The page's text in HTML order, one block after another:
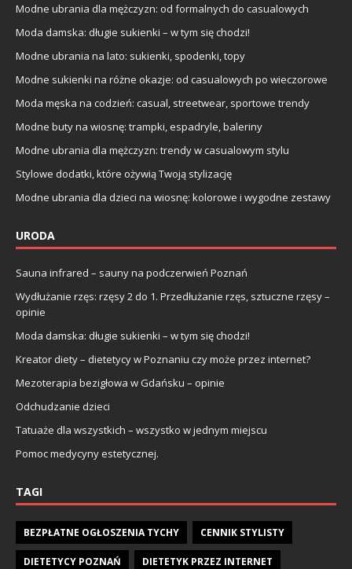
Modne ubrania dla mężczyzn: od formalnych do casualowych
Moda damska: długie sukienki – w tym się chodzi!
Modne ubrania na lato: sukienki, spodenki, topy
Modne sukienki na różne okazje: od casualowych po wieczorowe
Moda męska na codzień: casual, streetwear, sportowe trendy
Modne buty na wiosnę: trampki, espadryle, baleriny
Modne ubrania dla mężczyzn: trendy w casualowym stylu
Stylowe dodatki, które ożywią Twoją stylizację
Modne ubrania dla dzieci na wiosnę: kolorowe i wygodne zestawy
URODA
Sauna infrared – sauny na podczerwień Poznań
Wydłużanie rzęs: rzęsy 2 do 1. Przedłużanie rzęs, sztuczne rzęsy –
opinie
Moda damska: długie sukienki – w tym się chodzi!
Kreator diety – dietetycy w Poznaniu czy może przez internet?
Mezoterapia bezigłowa w Gdańsku – opinie
Odchudzanie dzieci
Tatuaże dla wszystkich – wszystko w jednym miejscu
Pomoc medycyny estetycznej.
TAGI
BEZPŁATNE OGŁOSZENIA TYCHY CENNIK STYLISTY
DIETETYCY POZNAŃ DIETETYK PRZEZ INTERNET